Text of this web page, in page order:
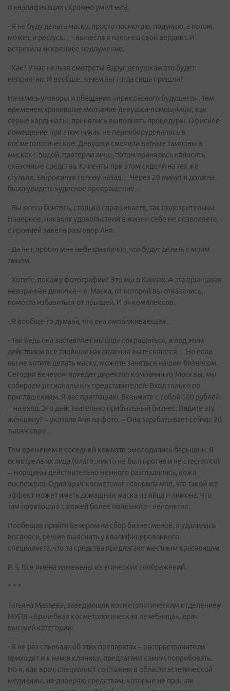
о квалификации скромно умолчала.
- Я не буду делать маску, просто посмотрю, подумаю, а потом,
может, и решусь… - вынесла я наконец свой вердикт. И
встретила искреннее недоумение.
- Как? У нас нельзя смотреть! Вдруг девушкам это будет
неприятно. И вообще, зачем вы тогда сюда пришли?
Начались уговоры и обещания «прекрасного будущего». Тем
временем хранившие молчание девушки-помощницы, как
серые кардиналы, принялись выполнять процедуры. Офисное
помещение при этом никак не переоборудовалось в
косметологическое. Девушки смочили ватные тампоны в
мисках с водой, протерли лицо, потом принялись наносить
сказочные средства. Клиенты при этом сидели на тех же
стульях, запрокинув голову назад… Через 20 минут я должна
была увидеть чудесное превращение…
- Вы всего боитесь, столько спрашиваете, так подозрительны.
Наверное, никаких удовольствий в жизни себе не позволяете, -
с иронией завела разговор Аня.
- Да нет, просто мне небезразлично, что будут делать с моим
лицом.
- Хотите, покажу фотографии? Это мы в Каннах. А эта прыщавая
невзрачная девочка – я. Маска, от которой вы отказались,
помогла избавиться от прыщей. И от комплексов.
- Я вообще-то думала, что она омолаживающая…
- Так ведь она заставляет мышцы сокращаться, и под этим
действием все гнойные накопления вытесняются… Но если
вы не хотите делать маску, можете заняться нашим бизнесом.
Сегодня вечером приедет директор компании из Москвы, мы
собираем региональных представителей. Вход только по
приглашениям. Я вас приглашаю. Возьмите с собой 100 рублей
– на вход. Это действительно прибыльный бизнес. Видите эту
женщину? – указала Аня на фото. – Она зарабатывает сейчас 20
тысяч евро…
Тем временем в соседней комнате омолодились барышни. Я
осмотрела их лица (благо, никто не был против и не стеснялся)
– морщины действительно немного разгладились, кожа
посвежела. Один врач-косметолог говорила мне, что такой же
эффект может иметь домашняя маска из яйца и лимона. Что
там произошло с кожей более полезного - непонятно…
Пообещав прийти вечером на сбор бизнесменов, я удалилась
восвояси, решив выяснить у квалифицированного
специалиста, что за средства предлагают местным красавицам.
P. S. Все имена изменены из этических соображений.
* * *
Татьяна Мазаева, заведующая косметологическим отделением
МУПВ «Врачебная косметологическая лечебница», врач
высшей категории:
- Я не раз слышала об этих препаратах – распространители
приходят и к нам в клинику, предлагают самим попробовать.
Но я, как врач, специалист со стажем в области эстетической
медицины, не доверяю средствам, которые не прошли